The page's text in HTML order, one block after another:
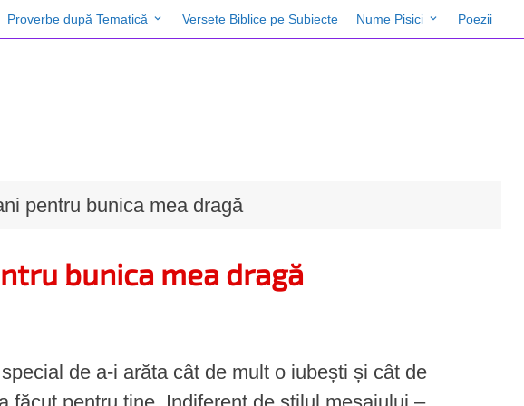
Proverbe după Tematică Versete Biblice pe Subiecte Nume Pisici Poezii
pentru bunica mea dragă
bunica mea dragă
de a-i arăta cât de mult o iubești și cât de